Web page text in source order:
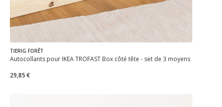
TIERIG FORÊT
Autocollants pour IKEA TROFAST Box côté tête - set de 3 moyens
29,85 €